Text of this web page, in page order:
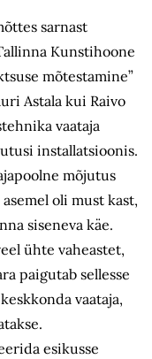
sarnast
Kunstihoone
mõtestamine”
Astala kui Raivo
vaataja
installatsioonis.
mõjutus
oli must kast,
siseneva käe.
ühte vaheastet,
paigutab sellesse
vaataja,
esikusse